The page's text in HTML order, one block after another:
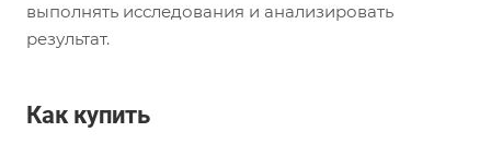
выполнять исследования и анализировать
результат.
Как купить